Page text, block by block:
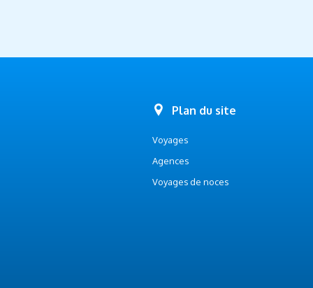
Plan du site
Voyages
Agences
Voyages de noces